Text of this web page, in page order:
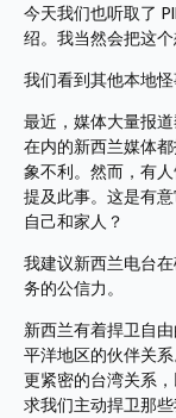
今天我们也听取了
绍。我当然会把这
我们看到其他本地
最近，媒体大量报
在内的新西兰媒体
象不利。然而，有
提及此事。这是有
自己和家人？
我建议新西兰电台
务的公信力。
新西兰有着捍卫自
平洋地区的伙伴关
更紧密的台湾关系
求我们主动捍卫那